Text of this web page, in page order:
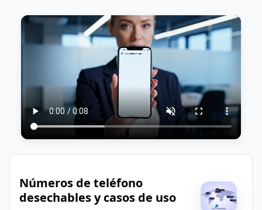
Números de teléfono
desechables y casos de uso